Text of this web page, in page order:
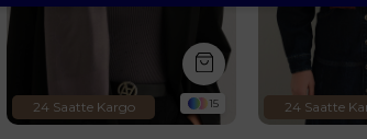
15
24 Saatte Kargo 24 Saatte